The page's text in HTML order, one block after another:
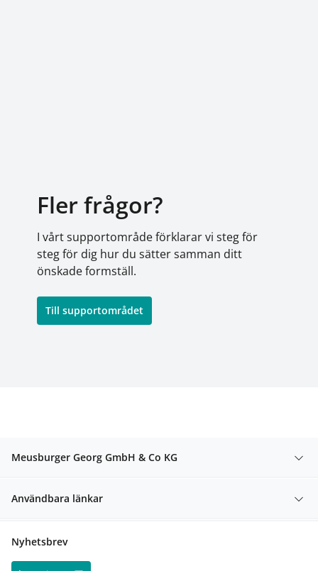
Fler frågor?
I vårt supportområde förklarar vi steg för
steg för dig hur du sätter samman ditt
önskade formställ.
Till supportområdet
Meusburger Georg GmbH & Co KG
Användbara länkar
Nyhetsbrev